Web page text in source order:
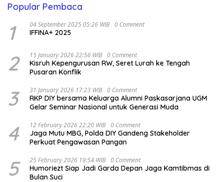
Popular Pembaca
1 04 September 2025 05:26 WIB 0 Comment
IFFINA+ 2025
2 15 January 2026 22:56 WIB 0 Comment
Kisruh Kepengurusan RW, Seret Lurah ke Tengah
Pusaran Konflik
3 31 January 2026 17:23 WIB 0 Comment
RKP DIY bersama Keluarga Alumni Paskasarjana UGM
Gelar Seminar Nasional untuk Generasi Muda
4 12 February 2026 22:20 WIB 0 Comment
Jaga Mutu MBG, Polda DIY Gandeng Stakeholder
Perkuat Pengawasan Pangan
5 25 February 2026 19:54 WIB 0 Comment
Humoriezt Siap Jadi Garda Depan Jaga Kamtibmas di
Bulan Suci